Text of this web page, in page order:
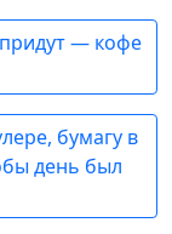
— кофе
бумагу в
день был